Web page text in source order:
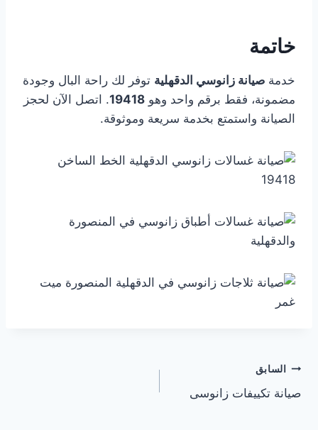
خاتمة
خدمة صيانة زانوسي الدقهلية توفر لك راحة البال وجودة
مضمونة، فقط برقم واحد وهو 19418. اتصل الآن لحجز
الصيانة واستمتع بخدمة سريعة وموثوقة.
تصفّح
المقالات
السابق
صيانة تكييفات زانوسى